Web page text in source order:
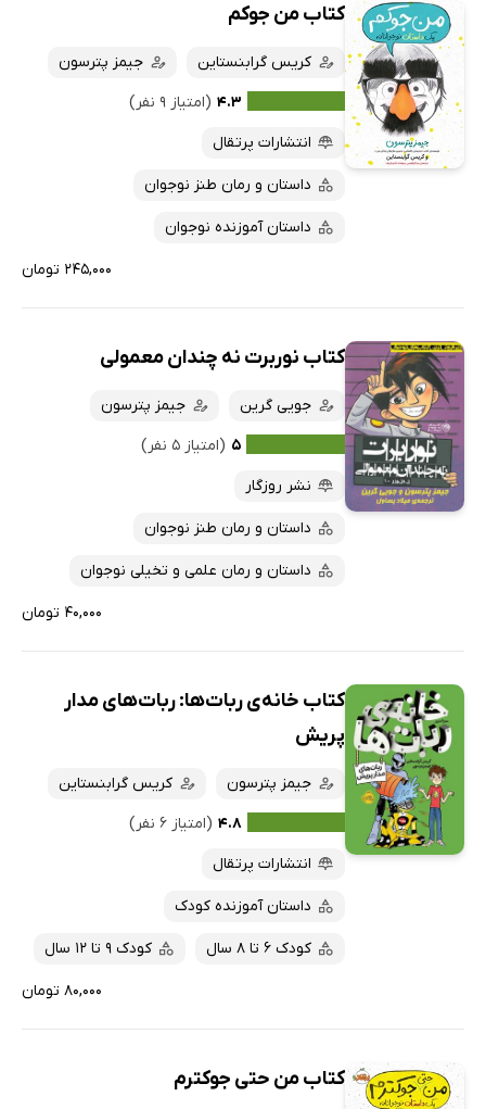
کتاب من جوکم
کریس گرابنستاین
جیمز پترسون
۴.۳ (امتیاز ۹ نفر)
انتشارات پرتقال
داستان و رمان طنز نوجوان
داستان آموزنده نوجوان
۲۴۵,۰۰۰ تومان
کتاب نوربرت نه چندان معمولی
جویی گرین
جیمز پترسون
۵ (امتیاز ۵ نفر)
نشر روزگار
داستان و رمان طنز نوجوان
داستان و رمان علمی و تخیلی نوجوان
۴۰,۰۰۰ تومان
کتاب خانه‌ی ربات‌ها: ربات‌های مدار
پریش
جیمز پترسون
کریس گرابنستاین
۴.۸ (امتیاز ۶ نفر)
انتشارات پرتقال
داستان آموزنده کودک
کودک 6 تا 8 سال کودک 9 تا 12 سال
۸۰,۰۰۰ تومان
کتاب من حتی جوکترم